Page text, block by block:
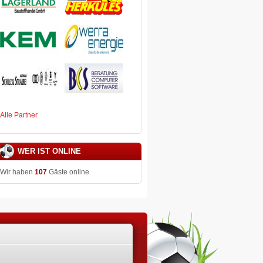
Alle Partner
WER IST ONLINE
Wir haben 107Gäste online.